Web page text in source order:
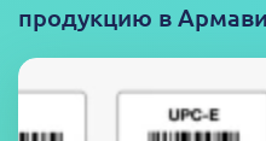
продукцию в